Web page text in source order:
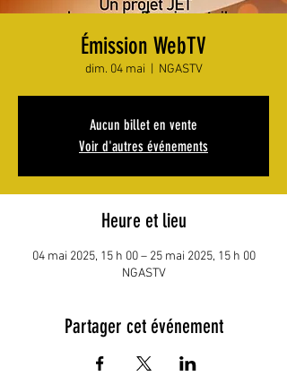
Émission WebTV
dim. 04 mai NGASTV
Aucun billet en vente
Voir d'autres événements
Heure et lieu
04 mai 2025, 15 h 00 – 25 mai 2025, 15 h 00
NGASTV
Partager cet événement